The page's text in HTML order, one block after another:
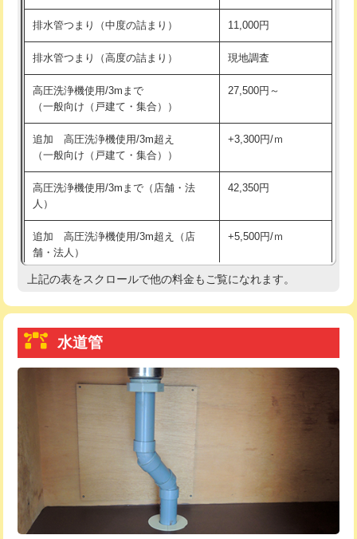
持込商品取付（浄水器・分岐水栓） 16,500円
給水管工事※（ホール加工) 16,500円
給水管工事※（バンド止め) 3,300円
給水管工事※（支持金具設置)
給水管工事※（保温材使用（バンド止
め込み）)
5,500円
給水管工事※（土の掘削・埋め戻し作
業)
11,000円
給水管工事※（塩ビ管（VP・HI）使
用/3ｍまで)
33,000円
給水管工事※（塩ビ管（VP・HI）使
+8,800円
給水管工事※（ライニング鋼管・銅
管・ポリ管・HT管使用/3ｍまで)
給水管工事※（ライニング鋼管・銅
管・ポリ管・HT管使用/3ｍ超え)
排水管工事（土の掘削・埋め戻し作
11,000円~
排水管工事（排水管工事/3ｍまで） 55,000円
排水管工事（追加 排水管工事/3ｍ超
排水管つまり（中度の詰まり） 11,000円
排水管つまり（高度の詰まり） 現地調査
高圧洗浄機使用/3mまで
（一般向け（戸建て・集合））
27,500円～
追加 高圧洗浄機使用/3m超え
（一般向け（戸建て・集合））
+3,300円/ｍ
高圧洗浄機使用/3mまで（店舗・法
人）
42,350円
追加 高圧洗浄機使用/3m超え（店
舗・法人）
+5,500円/ｍ
高度高圧洗浄換 現地調査
トーラー機使用/3mまで
追加トーラー機使用/3m超え
8,800円
止水・漏水調査・防水処理・清掃・修
理・調整・分解・加工など（軽作業）
11,000円
止水・漏水調査・防水処理・清掃・修
上記の表をスクロールで他の料金もご覧になれます。
水道管